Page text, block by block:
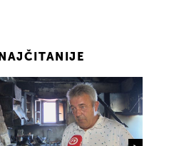
NAJČITANIJE